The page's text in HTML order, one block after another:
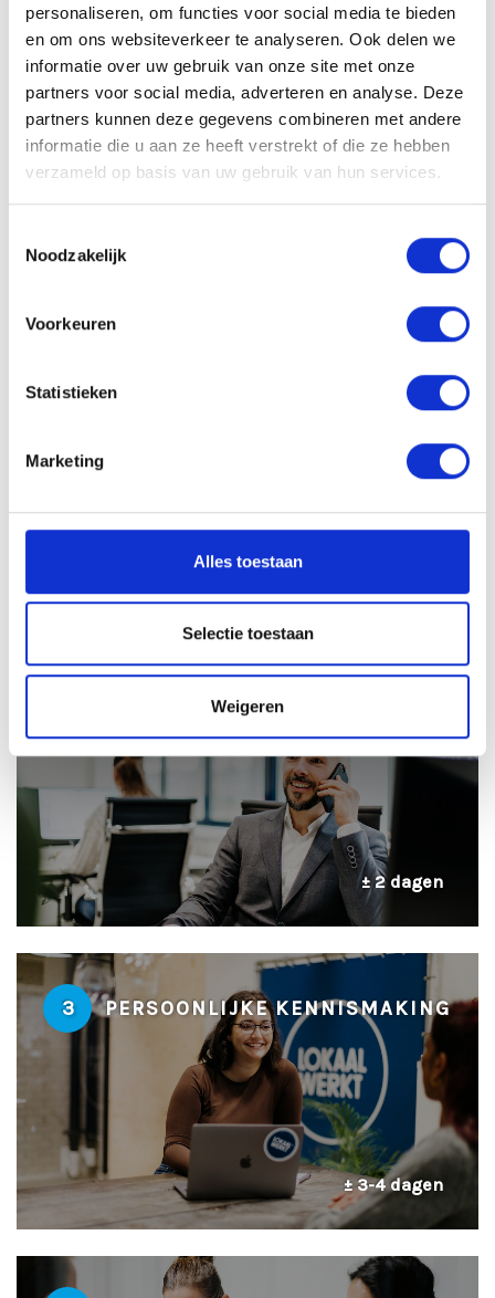
personaliseren, om functies voor social media te bieden
en om ons websiteverkeer te analyseren. Ook delen we
informatie over uw gebruik van onze site met onze
partners voor social media, adverteren en analyse. Deze
partners kunnen deze gegevens combineren met andere
informatie die u aan ze heeft verstrekt of die ze hebben
verzameld op basis van uw gebruik van hun services.
Noodzakelijk
Voorkeuren
Statistieken
Marketing
Alles toestaan
Selectie toestaan
Weigeren
Solliciteren
VACATURE DELEN
1 SOLLICITATIE BEOORDELEN
TELEFONISCHE INTAKE
± 2 dagen
3 PERSOONLIJKE KENNISMAKING
± 3-4 dagen